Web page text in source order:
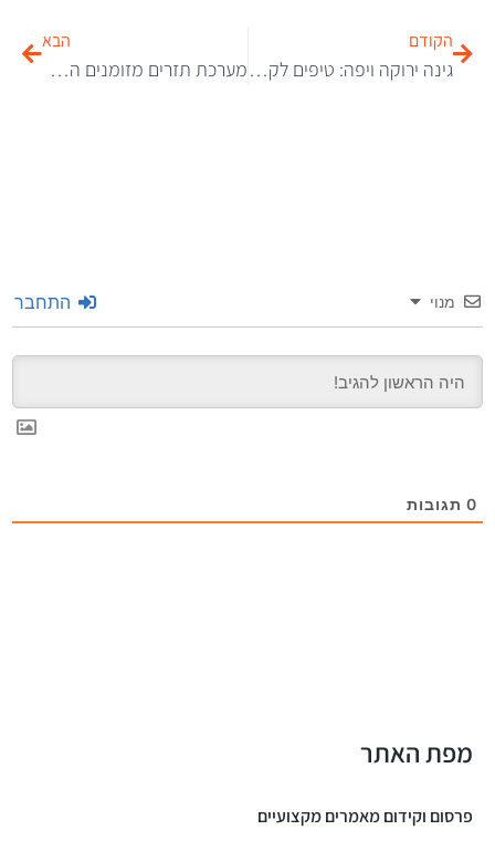
הקודם
גינה ירוקה ויפה: טיפים לקיצוץ דשא מושלם
הבא
מערכת תזרים מזומנים הכרחית לניהול השוטף של העסק
מנוי התחבר
0תגובות
מפת האתר
פרסום וקידום מאמרים מקצועיים